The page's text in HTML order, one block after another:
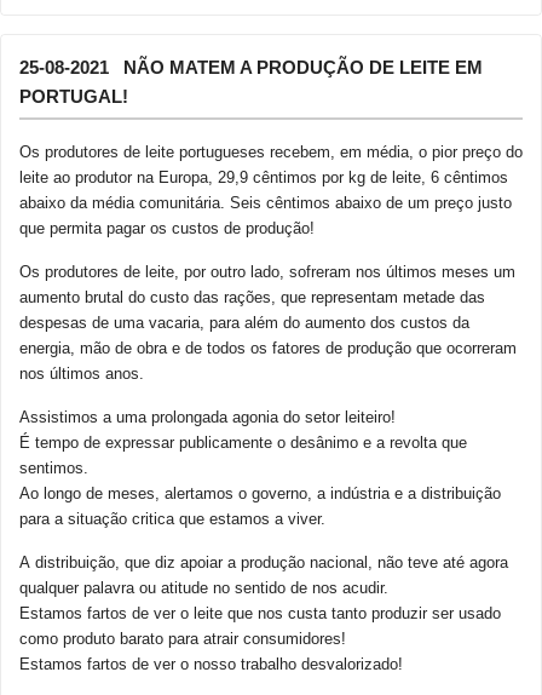
25-08-2021 NÃO MATEM A PRODUÇÃO DE LEITE EM
PORTUGAL!
Os produtores de leite portugueses recebem, em média, o pior preço do
leite ao produtor na Europa, 29,9 cêntimos por kg de leite, 6 cêntimos
abaixo da média comunitária. Seis cêntimos abaixo de um preço justo
que permita pagar os custos de produção!
Os produtores de leite, por outro lado, sofreram nos últimos meses um
aumento brutal do custo das rações, que representam metade das
despesas de uma vacaria, para além do aumento dos custos da
energia, mão de obra e de todos os fatores de produção que ocorreram
nos últimos anos.
Assistimos a uma prolongada agonia do setor leiteiro!
É tempo de expressar publicamente o desânimo e a revolta que
sentimos.
Ao longo de meses, alertamos o governo, a indústria e a distribuição
para a situação critica que estamos a viver.
A distribuição, que diz apoiar a produção nacional, não teve até agora
qualquer palavra ou atitude no sentido de nos acudir.
Estamos fartos de ver o leite que nos custa tanto produzir ser usado
como produto barato para atrair consumidores!
Estamos fartos de ver o nosso trabalho desvalorizado!